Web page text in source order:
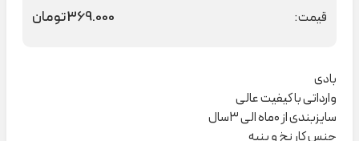
قیمت: 369.000تومان
بادی
وارداتی با کیفیت عالی
سایزبندی از ۰ماه الی ۳سال